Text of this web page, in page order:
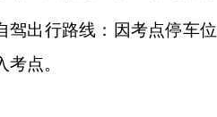
驾出行路线：因考点停车
考点。